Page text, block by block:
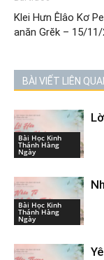
Klei Hưn Êlâo Kơ
anăn Grĕk – 15/
BÀI VIẾT LIÊN
Bài Học Kinh
Thánh Hàng
Ngày
Bài Học Kinh
Thánh Hàng
Ngày